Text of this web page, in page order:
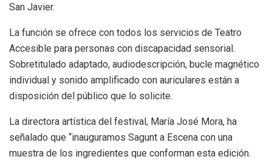
San Javier.
La función se ofrece con todos los servicios de Teatro
Accesible para personas con discapacidad sensorial.
Sobretitulado adaptado, audiodescripción, bucle magnético
individual y sonido amplificado con auriculares están a
disposición del público que lo solicite.
La directora artística del festival, María José Mora, ha
señalado que “inauguramos Sagunt a Escena con una
muestra de los ingredientes que conforman esta edición.